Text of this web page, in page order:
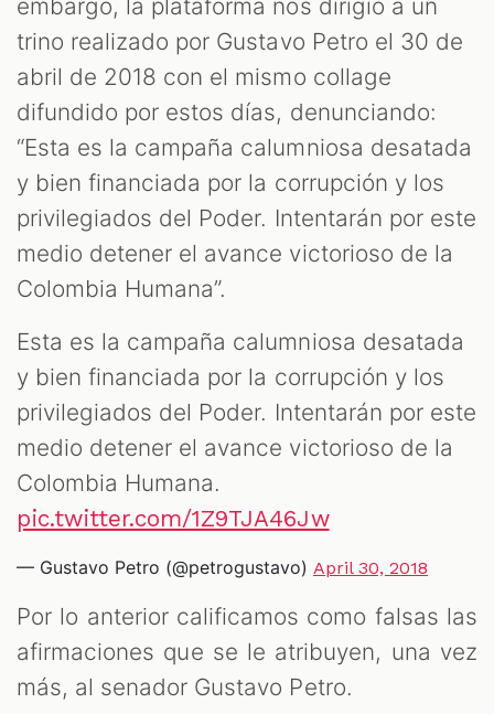
embargo, la plataforma nos dirigió a un
trino realizado por Gustavo Petro el 30 de
abril de 2018 con el mismo collage
difundido por estos días, denunciando:
“Esta es la campaña calumniosa desatada
y bien financiada por la corrupción y los
privilegiados del Poder. Intentarán por este
medio detener el avance victorioso de la
Colombia Humana”.
Esta es la campaña calumniosa desatada
y bien financiada por la corrupción y los
privilegiados del Poder. Intentarán por este
medio detener el avance victorioso de la
Colombia Humana.
pic.twitter.com/1Z9TJA46Jw
— Gustavo Petro (@petrogustavo) April 30, 2018
Por lo anterior calificamos como falsas las
afirmaciones que se le atribuyen, una vez
más, al senador Gustavo Petro.